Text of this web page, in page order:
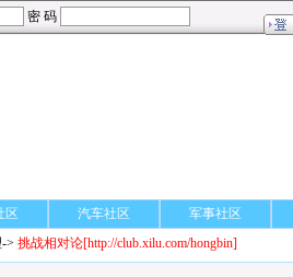
区 汽车社区
军事社区
->挑战相对论[http://club.xilu.com/hongbin]